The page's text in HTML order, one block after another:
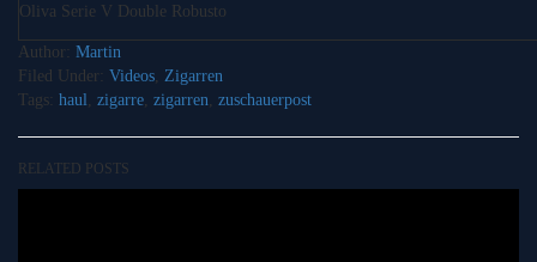
Oliva Serie V Double Robusto
Author: Martin
Filed Under: Videos Zigarren
Tags: haul zigarre zigarren zuschauerpost
RELATED POSTS